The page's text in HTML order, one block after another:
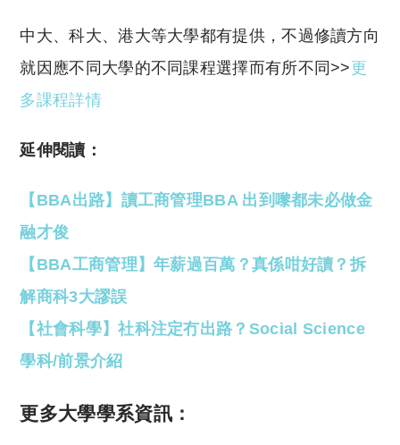
中大、科大、港大等大學都有提供，不過修讀方向
就因應不同大學的不同課程選擇而有所不同>>更
多課程詳情
延伸閱讀：
【BBA出路】讀工商管理BBA 出到嚟都未必做金
融才俊
【BBA工商管理】年薪過百萬？真係咁好讀？拆
解商科3大謬誤
【社會科學】社科注定冇出路？Social Science
學科/前景介紹
更多大學學系資訊：